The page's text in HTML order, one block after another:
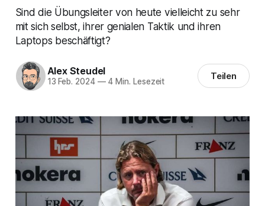
Sind die Übungsleiter von heute vielleicht zu sehr
mit sich selbst, ihrer genialen Taktik und ihren
Laptops beschäftigt?
Alex Steudel
13 Feb. 2024 —4 Min. Lesezeit Teilen